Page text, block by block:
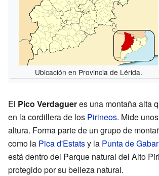
Ubicación en Provincia de Lérida.
El Pico Verdagueres una montaña alta
en la cordillera de los Pirineos. Mide
altura. Forma parte de un grupo de
como la Pica d'Estatsy la Punta de
está dentro del Parque natural del Alto
protegido por su belleza natural.